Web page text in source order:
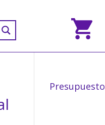
Presupuesto